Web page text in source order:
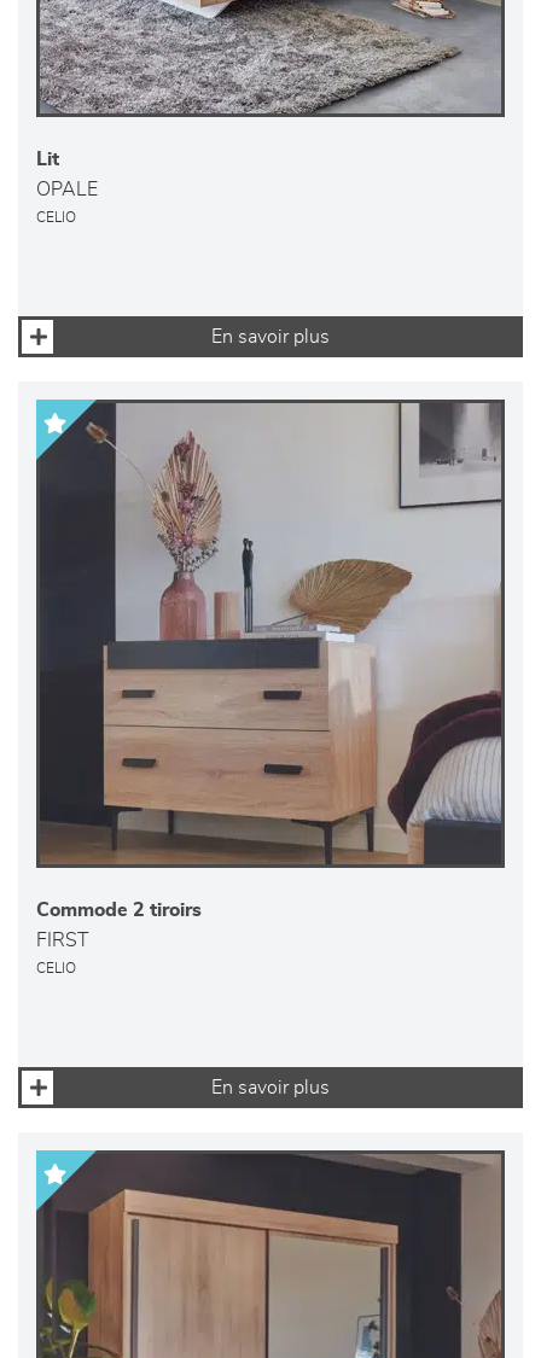
Lit
OPALE
CELIO
En savoir plus
Commode 2 tiroirs
FIRST
CELIO
En savoir plus